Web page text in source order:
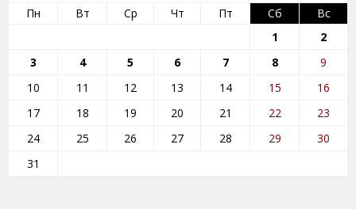
Пн
Вт Ср Чт Пт Сб
Вс
1
2
3
4 5 6 7 8
9
10
11 12 13 14 15
16
17
18 19 20 21 22
23
24
25 26 27 28 29
30
31